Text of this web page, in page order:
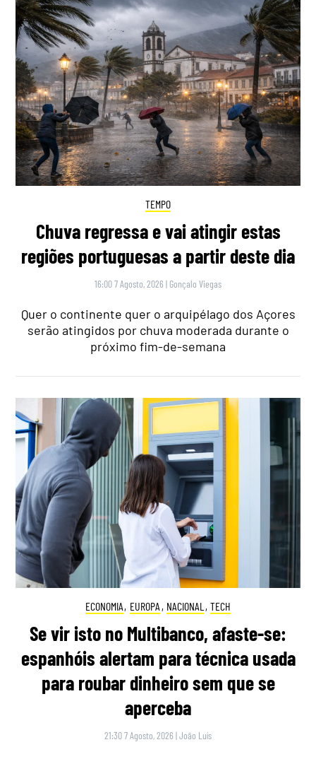
TEMPO
Chuva regressa e vai atingir estas
regiões portuguesas a partir deste dia
16:00 7 Agosto, 2026 | Gonçalo Viegas
Quer o continente quer o arquipélago dos Açores
serão atingidos por chuva moderada durante o
próximo fim-de-semana
ECONOMIA, EUROPA , NACIONAL , TECH
Se vir isto no Multibanco, afaste-se:
espanhóis alertam para técnica usada
para roubar dinheiro sem que se
aperceba
21:30 7 Agosto, 2026 |João Luís